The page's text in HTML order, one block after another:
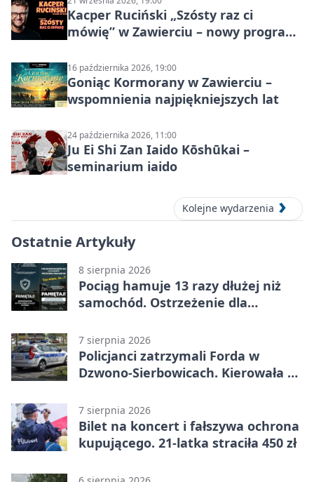
Kacper Ruciński „Szósty raz ci
mówię” w Zawierciu – nowy program
16 października 2026, 19:00
Goniąc Kormorany w Zawierciu –
wspomnienia najpiękniejszych lat
24 października 2026, 11:00
Ju Ei Shi Zan Iaido Kōshūkai –
seminarium iaido
Kolejne wydarzenia
Ostatnie Artykuły
8 sierpnia 2026
Pociąg hamuje 13 razy dłużej niż
samochód. Ostrzeżenie dla
7 sierpnia 2026
Policjanci zatrzymali Forda w
Dzwono-Sierbowicach. Kierowała po
7 sierpnia 2026
Bilet na koncert i fałszywa ochrona
kupującego. 21-latka straciła 450 zł